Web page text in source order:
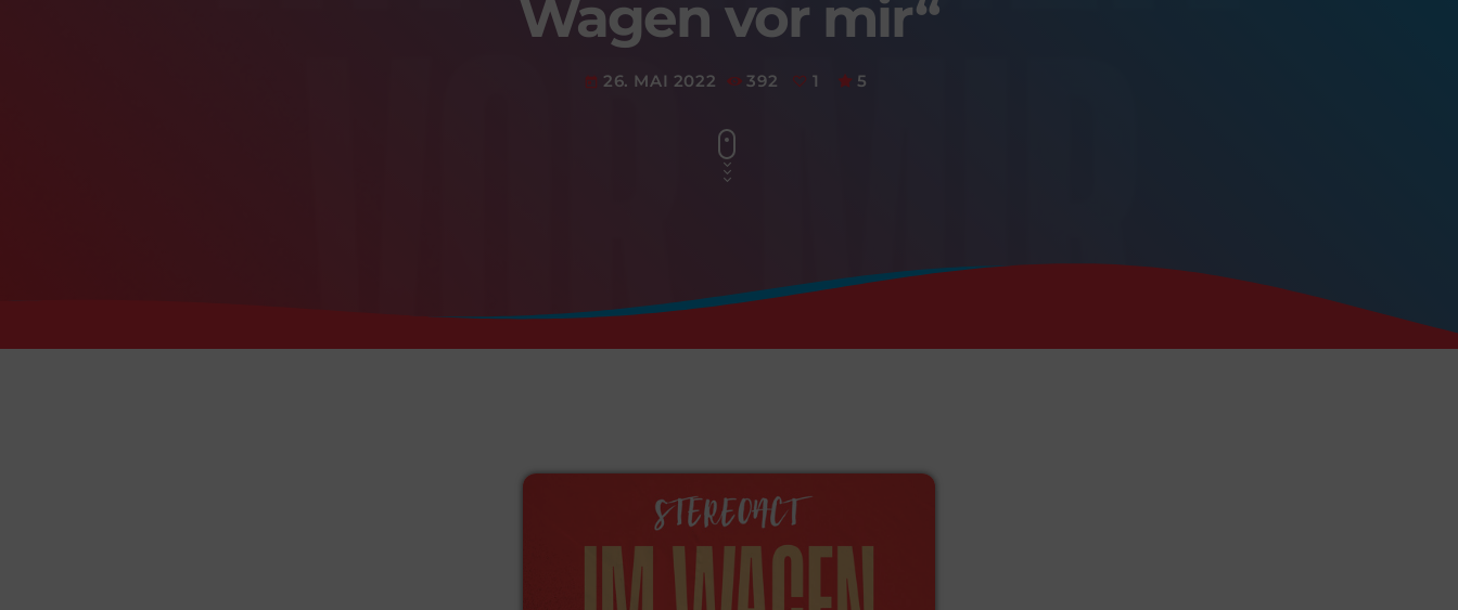
Wagen vor mir“
today 26. MAI 2022 392 1 5